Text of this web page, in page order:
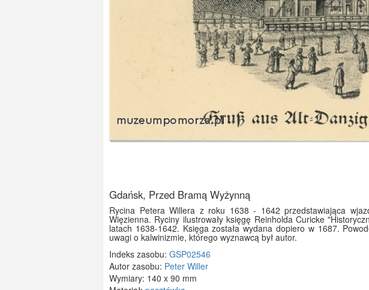
Gdańsk, Przed Bramą Wyżynną
Rycina Petera Willera z roku 1638 - 1642 przedstawiająca
Więzienna. Ryciny ilustrowały księgę Reinholda Curicke
latach 1638-1642. Księga została wydana dopiero w 1687.
uwagi o kalwinizmie, którego wyznawcą był autor.
Indeks zasobu: GSP02546
Autor zasobu: Peter Willer
Wymiary: 140 x 90 mm